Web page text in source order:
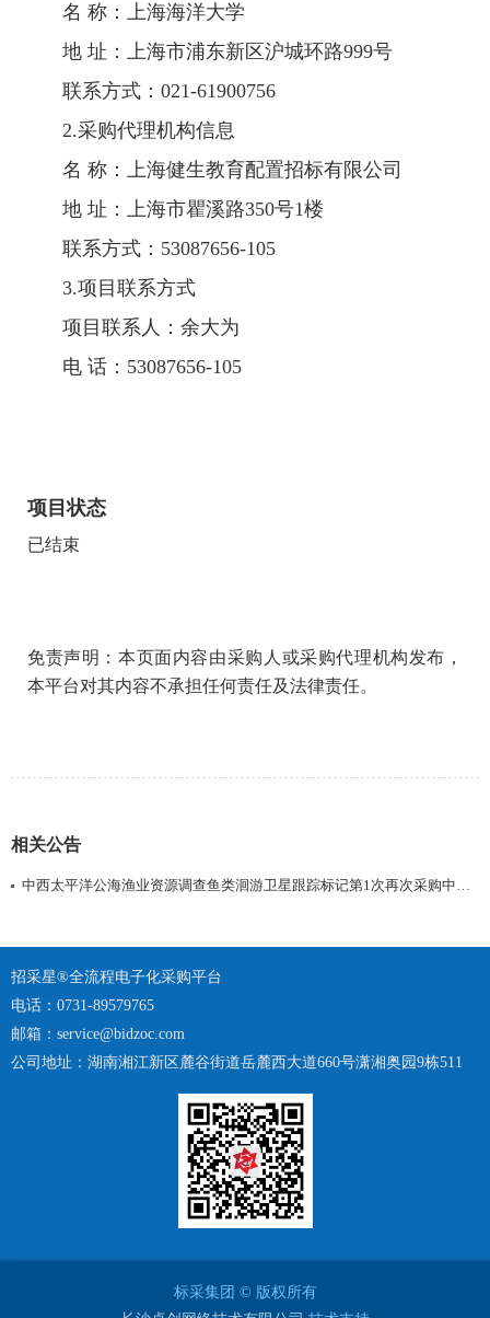
名 称：上海海洋大学
地 址： 上海市浦东新区沪城环路999号
联系方式： 021-61900756
2.采购代理机构信息
名 称： 上海健生教育配置招标有限公司
地 址： 上海市瞿溪路350号1楼
联系方式： 53087656-105
3.项目联系方式
项目联系人：余大为
电 话：53087656-105
项目状态
已结束
免责声明：本页面内容由采购人或采购代理机构发布，
本平台对其内容不承担任何责任及法律责任。
相关公告
中西太平洋公海渔业资源调查鱼类洄游卫星跟踪标记第1次再次采购中标/结果公告
招采星®全流程电子化采购平台
电话：0731-89579765
邮箱：service@bidzoc.com
公司地址：湖南湘江新区麓谷街道岳麓西大道660号潇湘奥园9栋511
标采集团 © 版权所有